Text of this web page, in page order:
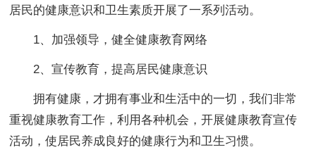
居民的健康意识和卫生素质开展了一系列活动。
1、加强领导，健全健康教育网络
2、宣传教育，提高居民健康意识
拥有健康，才拥有事业和生活中的一切，我们非常
重视健康教育工作，利用各种机会，开展健康教育宣传
活动，使居民养成良好的健康行为和卫生习惯。